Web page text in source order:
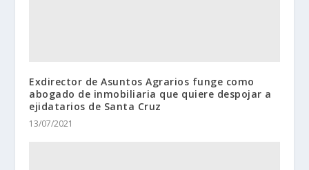
Exdirector de Asuntos Agrarios funge como
abogado de inmobiliaria que quiere despojar a
ejidatarios de Santa Cruz
13/07/2021